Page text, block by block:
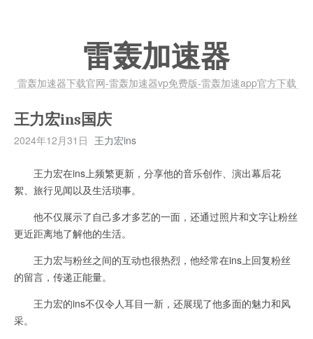
雷轰加速器
雷轰加速器下载官网-雷轰加速器vp免费版-雷轰加速app官方下载
王力宏ins国庆
2024年12月31日 王力宏ins
王力宏在ins上频繁更新，分享他的音乐创作、演出幕后花
絮、旅行见闻以及生活琐事。
他不仅展示了自己多才多艺的一面，还通过照片和文字让粉丝
更近距离地了解他的生活。
王力宏与粉丝之间的互动也很热烈，他经常在ins上回复粉丝
的留言，传递正能量。
王力宏的ins不仅令人耳目一新，还展现了他多面的魅力和风
采。